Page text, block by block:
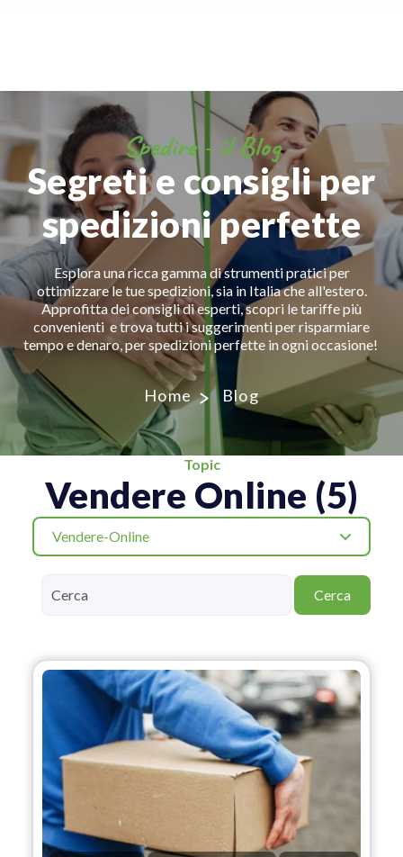
Spedire - il Blog
Segreti e consigli per
spedizioni perfette
Esplora una ricca gamma di strumenti pratici per
ottimizzare le tue spedizioni, sia in Italia che all'estero.
Approfitta dei consigli di esperti, scopri le tariffe più
convenienti e trova tutti i suggerimenti per risparmiare
tempo e denaro, per spedizioni perfette in ogni occasione!
Home Blog
Topic
Vendere Online (5)
Vendere-Online
Cerca